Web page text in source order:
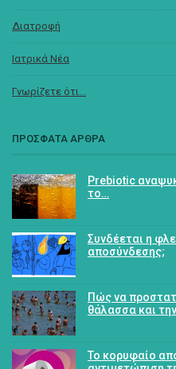
Διατροφή
Ιατρικά Νέα
Γνωρίζετε ότι...
ΠΡΟΣΦΑΤΑ ΑΡΘΡΑ
Prebiotic
το…
Συνδέεται η
αποσύνδεσης;
Πώς να
θάλασσα και
Το κορυφαίο